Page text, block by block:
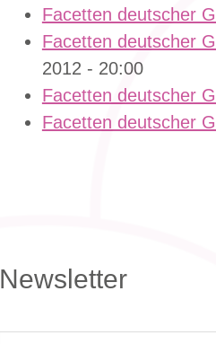
Facetten deutscher
Facetten deutscher
2012 - 20:00
Facetten deutscher
Facetten deutscher
Newsletter